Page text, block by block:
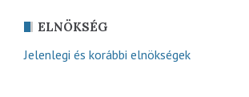
ELNÖKSÉG
Jelenlegi és korábbi elnökségek